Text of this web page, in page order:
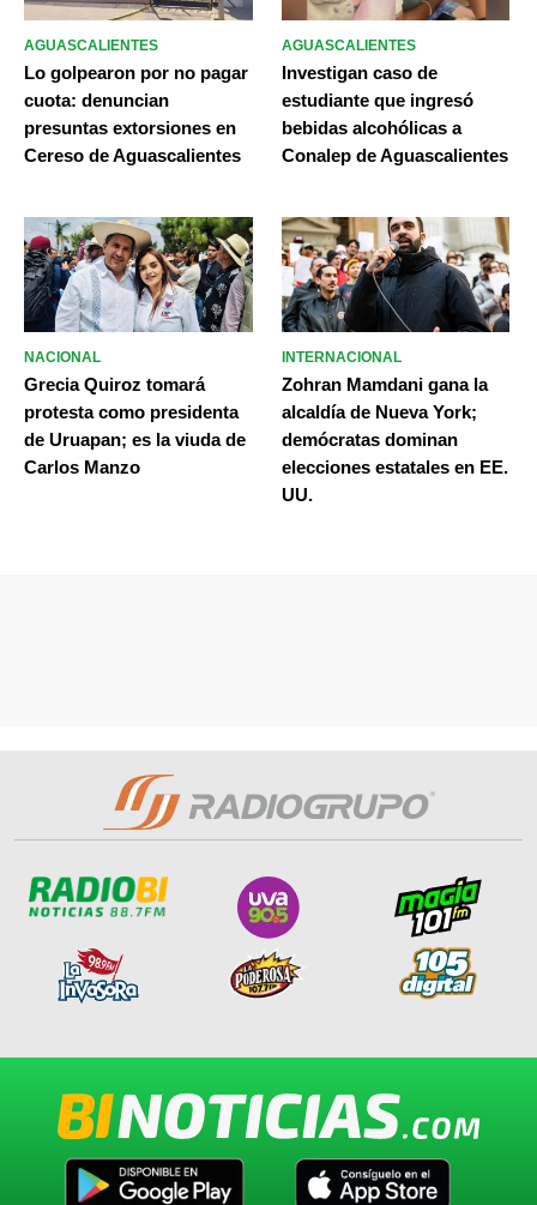
AGUASCALIENTES
Lo golpearon por no pagar
cuota: denuncian
presuntas extorsiones en
Cereso de Aguascalientes
AGUASCALIENTES
Investigan caso de
estudiante que ingresó
bebidas alcohólicas a
Conalep de Aguascalientes
NACIONAL
Grecia Quiroz tomará
protesta como presidenta
de Uruapan; es la viuda de
Carlos Manzo
INTERNACIONAL
Zohran Mamdani gana la
alcaldía de Nueva York;
demócratas dominan
elecciones estatales en EE.
UU.